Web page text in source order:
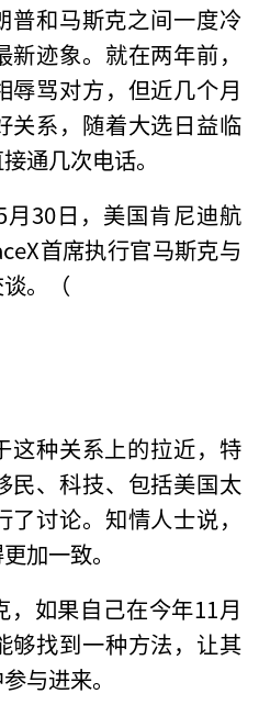
普和马斯克之间一度冷
迹象。就在两年前，
辱骂对方，但近几个月
关系，随着大选日益临
通几次电话。
月30日，美国肯尼迪航
首席执行官马斯克与
。（
这种关系上的拉近，特
民、科技、包括美国太
讨论。知情人士说，
加一致。
，如果自己在今年11月
够找到一种方法，让其
与进来。